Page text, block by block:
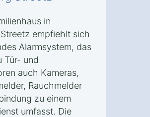
in
empfiehlt sich
Alarmsystem, das
Tür- und
auch Kameras,
Rauchmelder
zu einem
umfasst. Die